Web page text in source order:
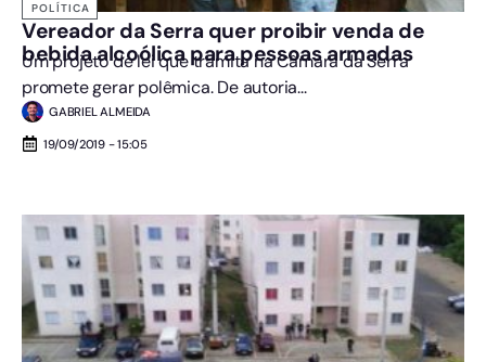
POLÍTICA
Vereador da Serra quer proibir venda de
bebida alcoólica para pessoas armadas
Um projeto de lei que tramita na Câmara da Serra
promete gerar polêmica. De autoria...
GABRIEL ALMEIDA
19/09/2019 - 15:05